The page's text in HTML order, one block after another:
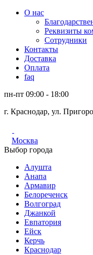
О нас
Реквизиты
Сотрудники
Контакты
Доставка
Оплата
faq
пн-пт 09:00 - 18:00
г. Краснодар, ул.
Москва
Выбор города
Алушта
Анапа
Армавир
Белореченск
Волгоград
Джанкой
Евпатория
Ейск
Керчь
Краснодар